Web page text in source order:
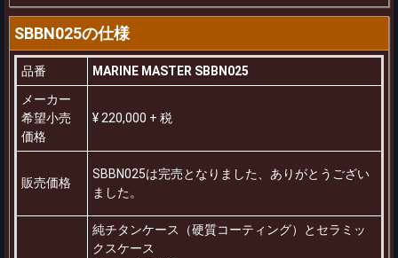
SBBN025の仕様
品番
MARINE MASTER SBBN025
メーカー
希望小売
価格
¥ 220,000 + 税
販売価格
SBBN025は完売となりました、ありがとうござい
ました。
純チタンケース（硬質コーティング）とセラミッ
クスケース